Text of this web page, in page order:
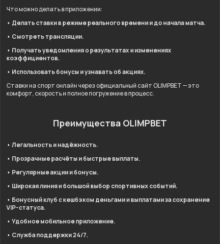
Что можно делать в приложении:
• Делать ставки в режиме реального времени и до начала матча.
• Смотреть трансляции.
• Получать уведомления о результатах и изменениях
коэффициентов.
• Использовать бонусы и узнавать об акциях.
Ставки на спорт онлайн через официальный сайт OLIMPBET — это
комфорт, скорость и полное погружение в процесс.
Преимущества OLIMPBET
• Легальность и надёжность.
• Прозрачные расчёты и быстрые выплаты.
• Регулярные акции и бонусы.
• Широкая линия и большой выбор спортивных событий.
• Бонусный клуб с кешбэком деньгами и выплатами за сохранение
VIP-статуса.
• Удобное мобильное приложение.
• Служба поддержки 24/7.